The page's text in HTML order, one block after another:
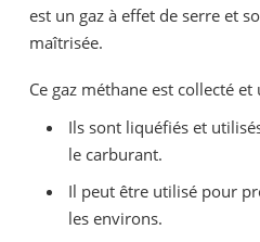
est un gaz à effet de serre et
maîtrisée.
Ce gaz méthane est collecté
Ils sont liquéfiés et
le carburant.
Il peut être utilisé pour
les environs.